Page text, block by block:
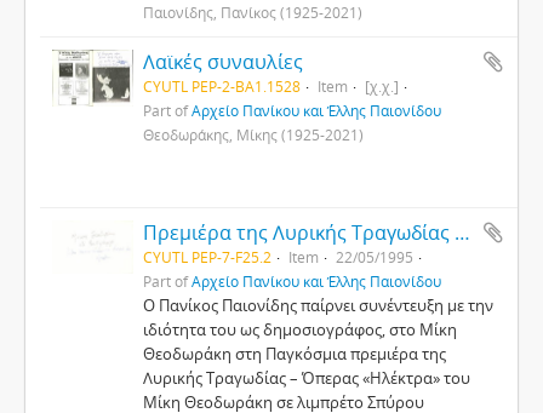
Παιονίδης, Πανίκος (1925-2021)
Λαϊκές συναυλίες
CYUTL PEP-2-BA1.1528 Item
[χ.χ.]
Part ofΑρχείο Πανίκου και Έλλης Παιονίδου
Θεοδωράκης, Μίκης (1925-2021)
Πρεμιέρα της Λυρικής Τραγωδίας – Όπερας «Ηλέκτρα» του Μίκη Θεοδωράκη
CYUTL PEP-7-F25.2 Item
22/05/1995
Part ofΑρχείο Πανίκου και Έλλης Παιονίδου
Ο Πανίκος Παιονίδης παίρνει συνέντευξη με την
ιδιότητα του ως δημοσιογράφος, στο Μίκη
Θεοδωράκη στη Παγκόσμια πρεμιέρα της
Λυρικής Τραγωδίας – Όπερας «Ηλέκτρα» του
Μίκη Θεοδωράκη σε λιμπρέτο Σπύρου